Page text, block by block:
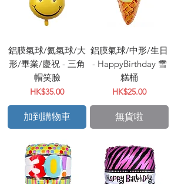
鋁膜氣球/氦氣球/大
形/畢業/慶祝 - 三角
帽笑臉
價格
HK$35.00
加到購物車
鋁膜氣球/中形/生日
- HappyBirthday 雪
糕桶
價格
HK$25.00
無貨啦